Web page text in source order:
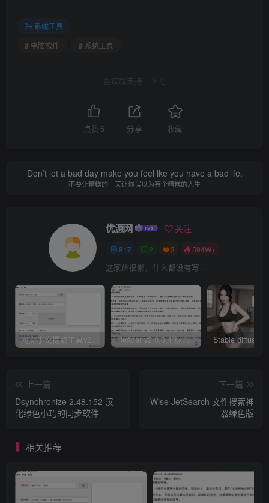
系统工具
# 电脑软件
# 系统工具
喜欢就支持一下吧
点赞 6 分享 收藏
Don’t let a bad day make you feel lke you have a bad lfe.
不要让糟糕的一天让你误以为有个糟糕的人生
优源网 关注
817 2 3 594W+
这家伙很懒，什么都没有写...
网文小说提取工具v2.10.02 可以自动下载小说 从此不再花钱看小说 Reader v2.0.0.4 极简小说阅读器支持导入在线及离线书源
上一篇
Dsynchronize 2.48.152 汉
化绿色小巧的同步软件
下一篇
Wise JetSearch 文件搜索神
器绿色版
相关推荐